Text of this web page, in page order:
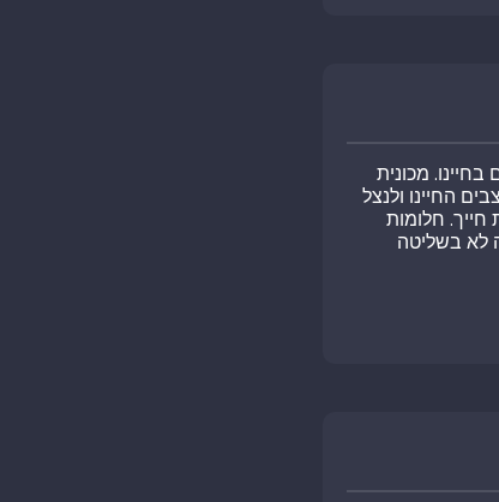
מכונית
החיינו ולנצל
חייך. חלומות
לא בשליטה